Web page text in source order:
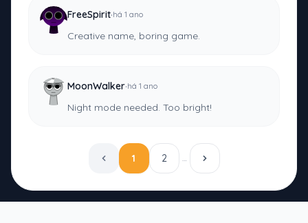
FreeSpirit·há 1 ano
Creative name, boring game.
MoonWalker·há 1 ano
Night mode needed. Too bright!
1 2 …